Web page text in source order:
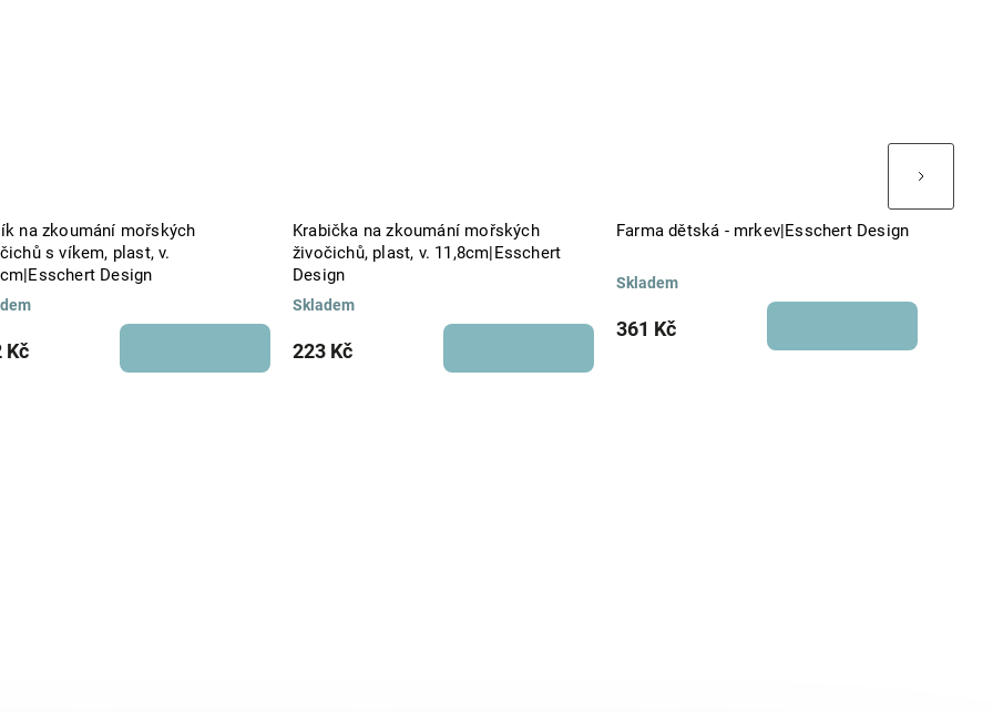
na zkoumání mořských
s víkem, plast, v.
Design
Kč
Krabička na zkoumání mořských
živočichů, plast, v. 11,8cm|Esschert
Design
Skladem
223 Kč
Farma dětská - mrkev|Esschert Design
Skladem
361 Kč